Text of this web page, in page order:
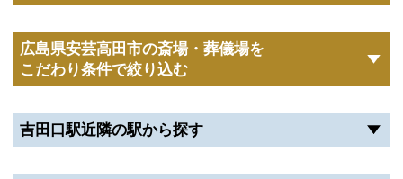
開されている情報を参照し編集したものです。
変更等、修正が必要な際には、
からお知らせく
ださい。
※斎場手配センターはこちら
広島県安芸高田市の斎場・葬儀場を
こだわり条件で絞り込む
吉田口駅近隣の駅から探す